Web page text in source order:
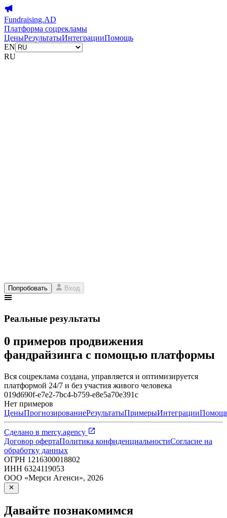
Fundraising.AD
Платформа соцрекламы
ЦеныРезультатыИнтеграцииПомощь
EN
RU
Попробовать Вход
Реальные результаты
0 примеров продвижения
фандрайзинга с помощью платформы
Вся соцреклама создана, управляется и оптимизируется
платформой 24/7 и без участия живого человека
019d690f-e7e2-7bc4-b759-e8e5a70e391c
Нет примеров
ЦеныПрогнозированиеРезультатыПримерыИнтеграции
Сделано в mercy.agency
Договор офертаПолитика конфиденциальностиСогласие на
обработку данных
ОГРН 1216300018802
ИНН 6324119053
ООО «Мерси Агенси», 2026
Давайте познакомимся